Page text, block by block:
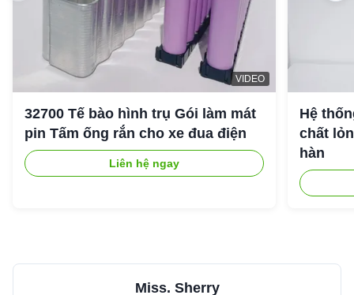
VIDEO
32700 Tế bào hình trụ Gói làm mát
pin Tấm ống rắn cho xe đua điện
Liên hệ ngay
Hệ
chất
hàn
Miss. Sherry